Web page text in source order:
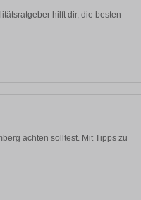
hilft dir, die besten
achten solltest. Mit Tipps zu